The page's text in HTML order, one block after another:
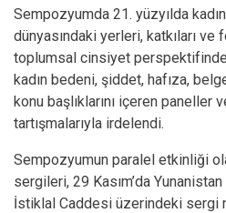
Sempozyumda 21. yüzyılda
dünyasındaki yerleri, katkıları ve
toplumsal cinsiyet
kadın bedeni, şiddet, hafıza,
konu başlıklarını içeren paneller
tartışmalarıyla irdelendi.
Sempozyumun paralel etkinliği
sergileri, 29 Kasım’da
İstiklal Caddesi üzerindeki sergi